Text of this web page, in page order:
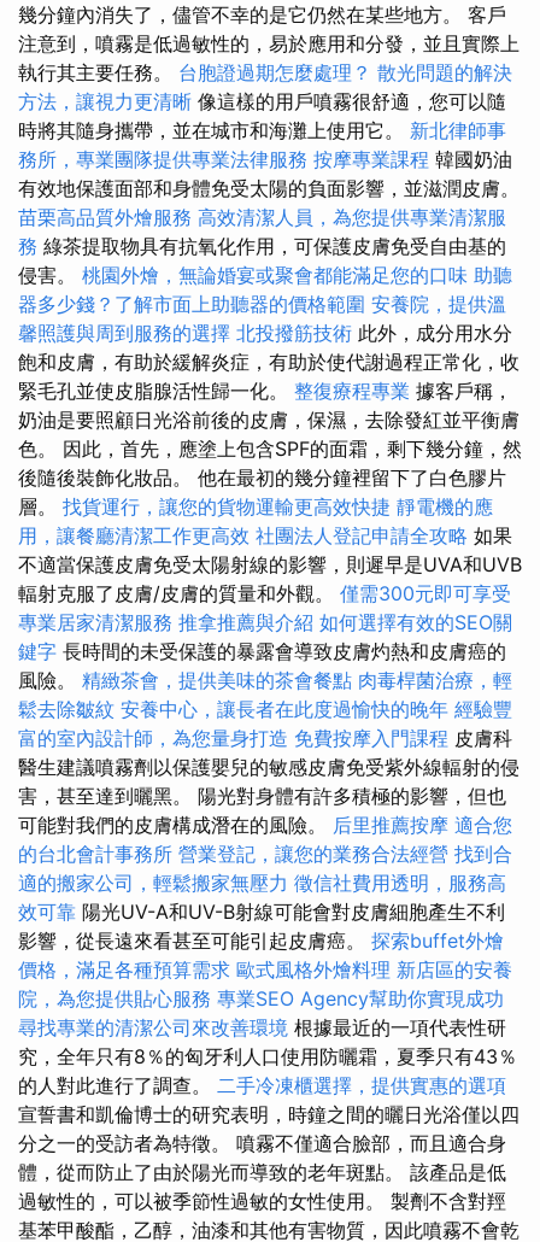
幾分鐘內消失了，儘管不幸的是它仍然在某些地方。 客戶
注意到，噴霧是低過敏性的，易於應用和分發，並且實際上
執行其主要任務。 台胞證過期怎麼處理？ 散光問題的解決
方法，讓視力更清晰 像這樣的用戶噴霧很舒適，您可以隨
時將其隨身攜帶，並在城市和海灘上使用它。 新北律師事
務所，專業團隊提供專業法律服務 按摩專業課程 韓國奶油
有效地保護面部和身體免受太陽的負面影響，並滋潤皮膚。
苗栗高品質外燴服務 高效清潔人員，為您提供專業清潔服
務 綠茶提取物具有抗氧化作用，可保護皮膚免受自由基的
侵害。 桃園外燴，無論婚宴或聚會都能滿足您的口味 助聽
器多少錢？了解市面上助聽器的價格範圍 安養院，提供溫
馨照護與周到服務的選擇 北投撥筋技術 此外，成分用水分
飽和皮膚，有助於緩解炎症，有助於使代謝過程正常化，收
緊毛孔並使皮脂腺活性歸一化。 整復療程專業 據客戶稱，
奶油是要照顧日光浴前後的皮膚，保濕，去除發紅並平衡膚
色。 因此，首先，應塗上包含SPF的面霜，剩下幾分鐘，然
後隨後裝飾化妝品。 他在最初的幾分鐘裡留下了白色膠片
層。 找貨運行，讓您的貨物運輸更高效快捷 靜電機的應
用，讓餐廳清潔工作更高效 社團法人登記申請全攻略 如果
不適當保護皮膚免受太陽射線的影響，則遲早是UVA和UVB
輻射克服了皮膚/皮膚的質量和外觀。 僅需300元即可享受
專業居家清潔服務 推拿推薦與介紹 如何選擇有效的SEO關
鍵字 長時間的未受保護的暴露會導致皮膚灼熱和皮膚癌的
風險。 精緻茶會，提供美味的茶會餐點 肉毒桿菌治療，輕
鬆去除皺紋 安養中心，讓長者在此度過愉快的晚年 經驗豐
富的室內設計師，為您量身打造 免費按摩入門課程 皮膚科
醫生建議噴霧劑以保護嬰兒的敏感皮膚免受紫外線輻射的侵
害，甚至達到曬黑。 陽光對身體有許多積極的影響，但也
可能對我們的皮膚構成潛在的風險。 后里推薦按摩 適合您
的台北會計事務所 營業登記，讓您的業務合法經營 找到合
適的搬家公司，輕鬆搬家無壓力 徵信社費用透明，服務高
效可靠 陽光UV-A和UV-B射線可能會對皮膚細胞產生不利
影響，從長遠來看甚至可能引起皮膚癌。 探索buffet外燴
價格，滿足各種預算需求 歐式風格外燴料理 新店區的安養
院，為您提供貼心服務 專業SEO Agency幫助你實現成功
尋找專業的清潔公司來改善環境 根據最近的一項代表性研
究，全年只有8％的匈牙利人口使用防曬霜，夏季只有43％
的人對此進行了調查。 二手冷凍櫃選擇，提供實惠的選項
宣誓書和凱倫博士的研究表明，時鐘之間的曬日光浴僅以四
分之一的受訪者為特徵。 噴霧不僅適合臉部，而且適合身
體，從而防止了由於陽光而導致的老年斑點。 該產品是低
過敏性的，可以被季節性過敏的女性使用。 製劑不含對羥
基苯甲酸酯，乙醇，油漆和其他有害物質，因此噴霧不會乾